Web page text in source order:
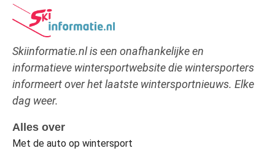
Skiinformatie.nl is een onafhankelijke en
informatieve wintersportwebsite die wintersporters
informeert over het laatste wintersportnieuws. Elke
dag weer.
Alles over
Met de auto op wintersport